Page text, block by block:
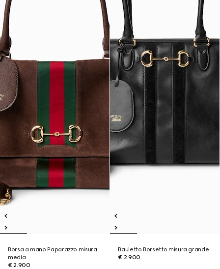
Borsa a mano Paparazzo misura
media
€ 2.900
Bauletto Borsetto misura grande
€ 2.900